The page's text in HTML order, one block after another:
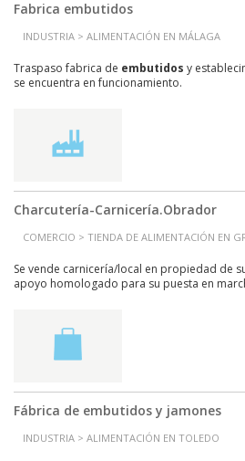
Fabrica embutidos
INDUSTRIA > ALIMENTACIÓN EN MÁLAGA
Traspaso fabrica de embutidos y
se encuentra en funcionamiento.
Charcutería-Carnicería.Obrador
COMERCIO > TIENDA DE ALIMENTACIÓN EN
Se vende carnicería/local en propiedad de
apoyo homologado para su puesta en
Fábrica de embutidos y jamones
INDUSTRIA > ALIMENTACIÓN EN TOLEDO